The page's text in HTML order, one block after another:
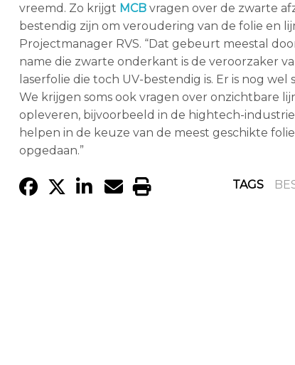
vreemd. Zo krijgt MCBvragen over de zwarte
bestendig zijn om veroudering van de folie en
Projectmanager RVS. “Dat gebeurt meestal
name die zwarte onderkant is de veroorzaker
laserfolie die toch UV-bestendig is. Er is nog
We krijgen soms ook vragen over onzichtbare
opleveren, bijvoorbeeld in de hightech-
helpen in de keuze van de meest geschikte
opgedaan.”
TAGS